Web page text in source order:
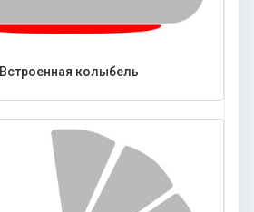
Встроенная колыбель